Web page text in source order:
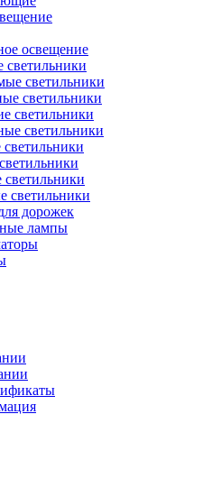
освещение
светильники
светильники
светильники
светильники
светильники
дорожек
лампы